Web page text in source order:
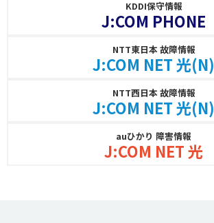
KDDI保守情報
J:COM PHONE
NTT東日本 故障情報
J:COM NET 光(N)
NTT西日本 故障情報
J:COM NET 光(N)
auひかり 障害情報
J:COM NET 光